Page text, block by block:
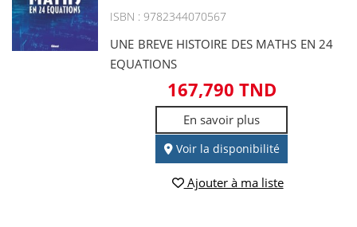
ISBN : 9782344070567
UNE BREVE HISTOIRE DES MATHS EN 24
EQUATIONS
167,790 TND
En savoir plus
Voir la disponibilité
Ajouter à ma liste